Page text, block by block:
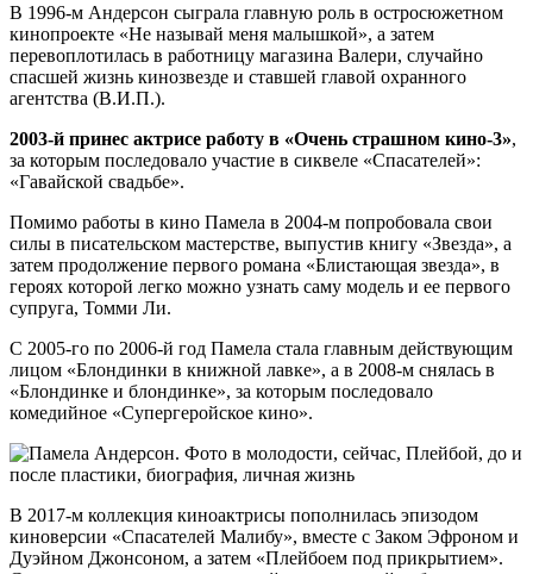
В 1996-м Андерсон сыграла главную роль в остросюжетном
кинопроекте «Не называй меня малышкой», а затем
перевоплотилась в работницу магазина Валери, случайно
спасшей жизнь кинозвезде и ставшей главой охранного
агентства (В.И.П.).
2003-й принес актрисе работу в «Очень страшном кино-3»,
за которым последовало участие в сиквеле «Спасателей»:
«Гавайской свадьбе».
Помимо работы в кино Памела в 2004-м попробовала свои
силы в писательском мастерстве, выпустив книгу «Звезда», а
затем продолжение первого романа «Блистающая звезда», в
героях которой легко можно узнать саму модель и ее первого
супруга, Томми Ли.
С 2005-го по 2006-й год Памела стала главным действующим
лицом «Блондинки в книжной лавке», а в 2008-м снялась в
«Блондинке и блондинке», за которым последовало
комедийное «Супергеройское кино».
В 2017-м коллекция киноактрисы пополнилась эпизодом
киноверсии «Спасателей Малибу», вместе с Заком Эфроном и
Дуэйном Джонсоном, а затем «Плейбоем под прикрытием».